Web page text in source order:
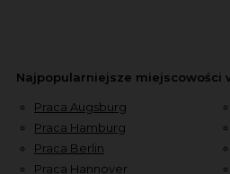
Najpopularniejsze miejscowości
Praca Augsburg
Praca Hamburg
Praca Berlin
Praca Hannover